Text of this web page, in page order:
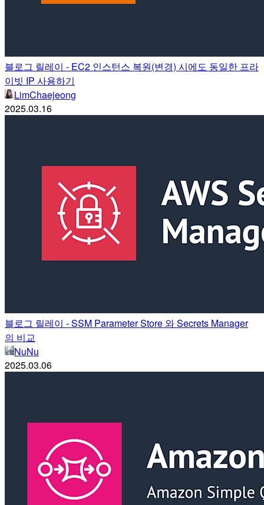
블로그 릴레이 - EC2 인스턴스 복원(변경) 시에도 동일한 프라
이빗 IP 사용하기
LimChaejeong
2025.03.16
블로그 릴레이 - SSM Parameter Store 와 Secrets Manager
의 비교
NuNu
2025.03.06